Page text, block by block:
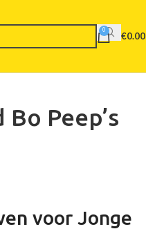
0 €0.00
Peep’s
voor Jonge